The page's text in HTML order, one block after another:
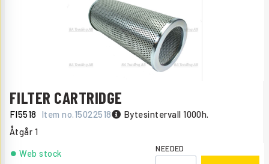
FILTER CARTRIDGE
FI5518 Item no.15022518 Bytesintervall 1000h.
Åtgår 1
Web stock NEEDED